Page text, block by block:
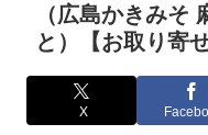
（広島かきみそ
と）【お取り寄
X